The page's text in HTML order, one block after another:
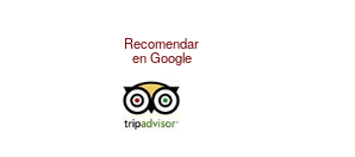
Recomendar
en Google